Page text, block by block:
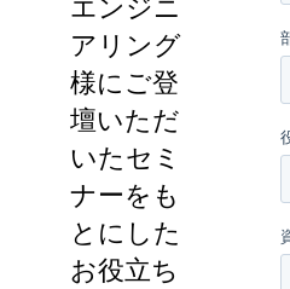
エンジニ
アリング
様にご登
壇いただ
いたセミ
ナーをも
とにした
お役立ち